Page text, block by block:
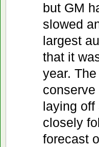
but GM
slowed
largest
that it
year.
laying off
closely
forecast